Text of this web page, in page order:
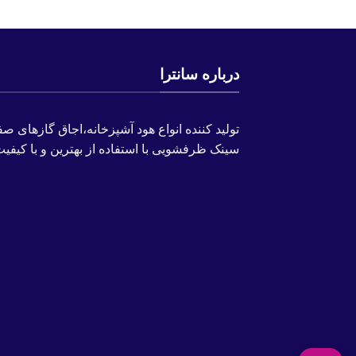
درباره سانترا
تولید کننده انواع هود آشپزخانه،اجاق گازهای
سینک ظرفشویی با استفاده از بهترین و با